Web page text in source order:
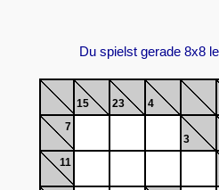
Du spielst gerade 8x8
15 23 4
7
3
11